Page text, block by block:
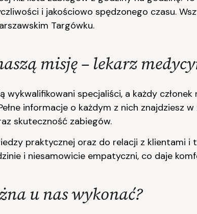
i jakościowo spędzonego czasu.
Targówku.
misję – lekarz
wykwalifikowani specjaliści, a każdy
informacje o każdym z nich znajdziesz
skuteczność zabiegów.
praktycznej oraz do relacji z klientami
i niesamowicie empatyczni, co daje
u nas wykonać?